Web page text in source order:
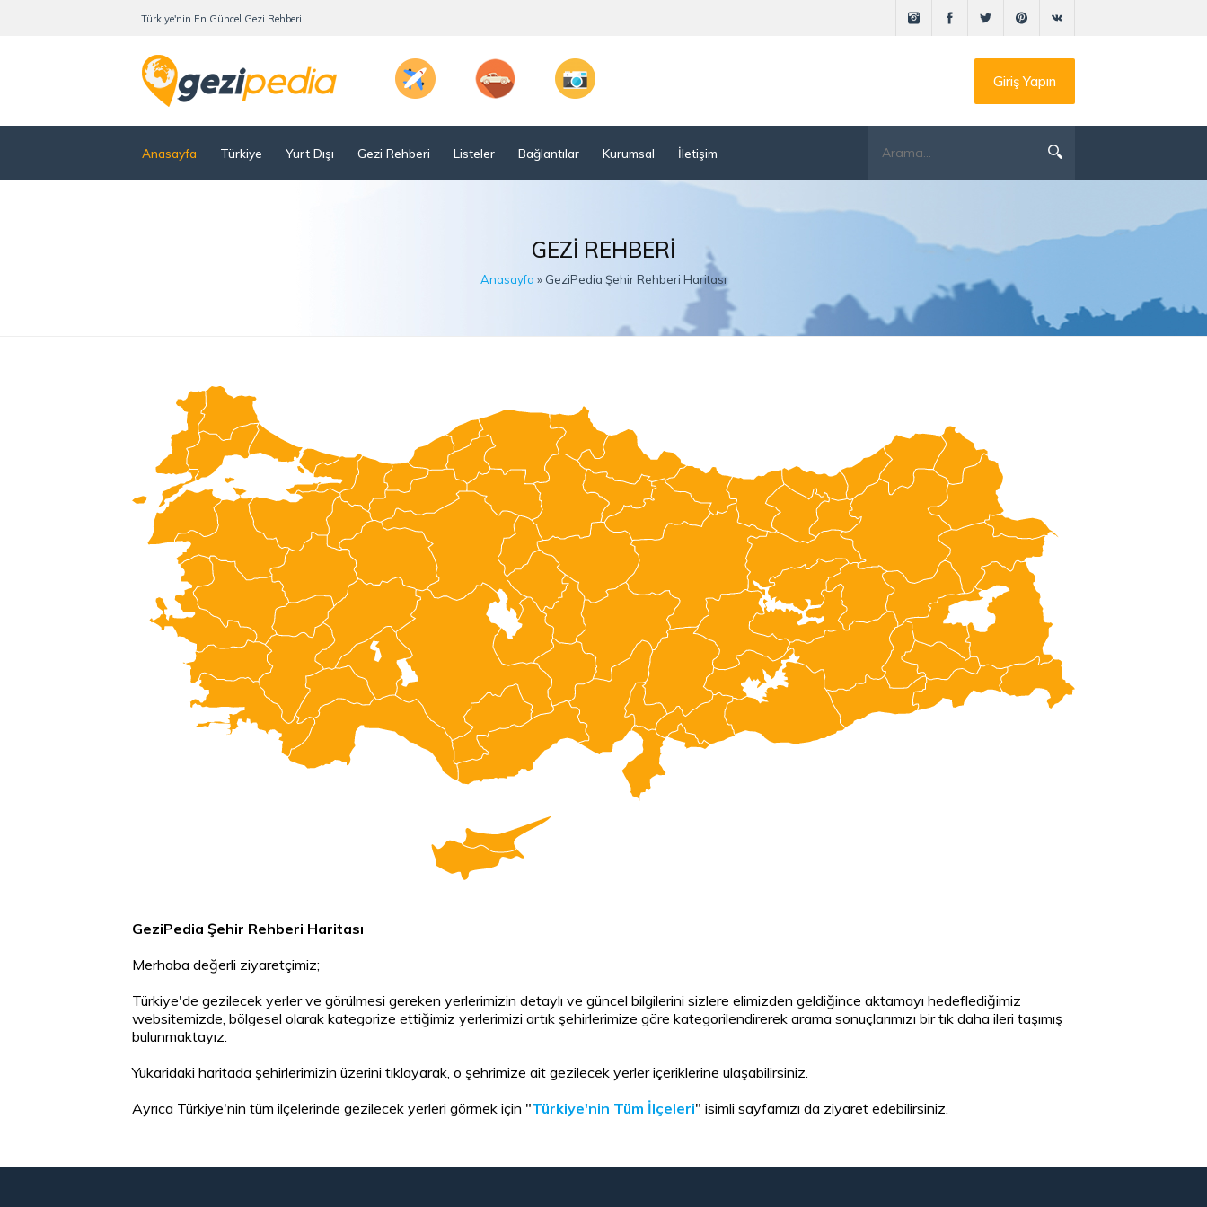
Türkiye'nin En Güncel Gezi Rehberi...
Giriş Yapın
Anasayfa Türkiye Yurt Dışı Gezi Rehberi Listeler Bağlantılar Kurumsal İletişim
GEZI REHBERI
Anasayfa » GeziPedia Şehir Rehberi Haritası
GeziPedia Şehir Rehberi Haritası
Merhaba değerli ziyaretçimiz;
Türkiye'de gezilecek yerler ve görülmesi gereken yerlerimizin detaylı ve güncel bilgilerini sizlere elimizden geldiğince aktamayı hedeflediğimiz
websitemizde, bölgesel olarak kategorize ettiğimiz yerlerimizi artık şehirlerimize göre kategorilendirerek arama sonuçlarımızı bir tık daha ileri taşımış
bulunmaktayız.
Yukaridaki haritada şehirlerimizin üzerini tıklayarak, o şehrimize ait gezilecek yerler içeriklerine ulaşabilirsiniz.
Ayrıca Türkiye'nin tüm ilçelerinde gezilecek yerleri görmek için "Türkiye'nin Tüm İlçeleri" isimli sayfamızı da ziyaret edebilirsiniz.